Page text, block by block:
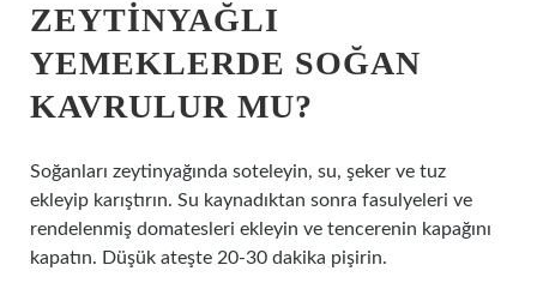
ZEYTINYAĞLI
YEMEKLERDE SOĞAN
KAVRULUR MU?
Soğanları zeytinyağında soteleyin, su, şeker ve tuz
ekleyip karıştırın. Su kaynadıktan sonra fasulyeleri ve
rendelenmiş domatesleri ekleyin ve tencerenin kapağını
kapatın. Düşük ateşte 20-30 dakika pişirin.